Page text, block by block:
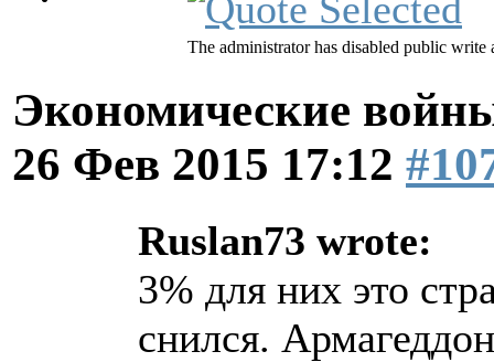
The administrator has disabled public write
Экономические
26 Фев 2015 17:12
Ruslan73 wrote:
3% для них это
снился.